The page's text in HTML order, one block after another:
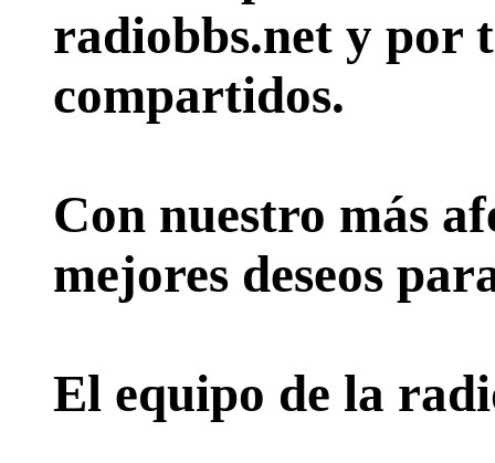
radiobbs.net y por
compartidos.
Con nuestro más
mejores deseos
El equipo de la